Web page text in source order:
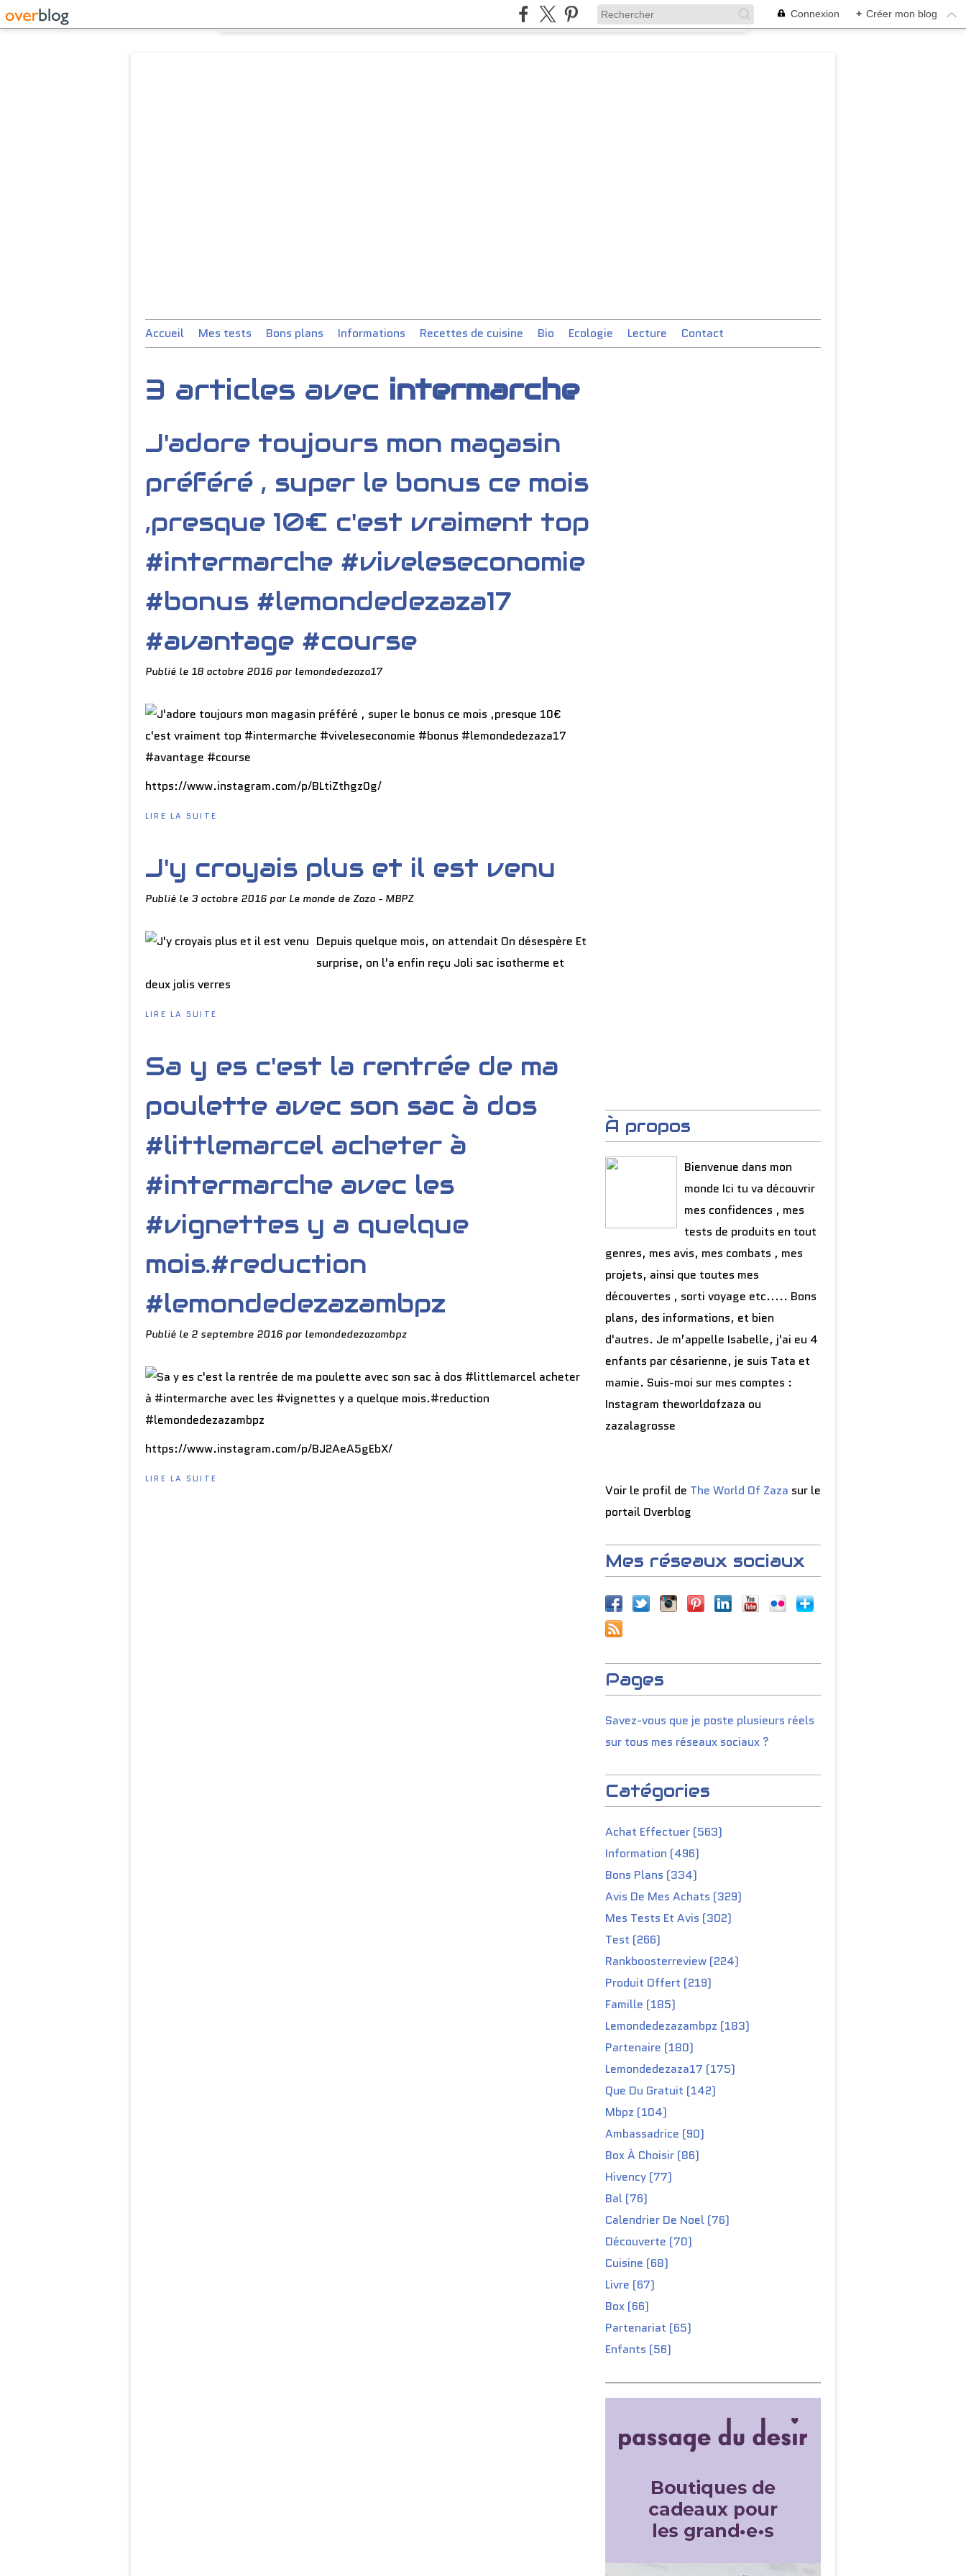
Connexion + Créer mon blog
Accueil Mes tests Bons plans Informations Recettes de cuisine Bio Ecologie Lecture Contact
3 articles avec intermarche
J'adore toujours mon magasin
préféré , super le bonus ce mois
,presque 10€ c'est vraiment top
#intermarche #viveleseconomie
#bonus #lemondedezaza17
#avantage #course
Publié le 18 octobre 2016 par lemondedezaza17
https://www.instagram.com/p/BLtiZthgz0g/
LIRE LA SUITE
J'y croyais plus et il est venu
Publié le 3 octobre 2016 par Le monde de Zaza - MBPZ
Depuis quelque mois, on attendait On désespère Et
surprise, on l'a enfin reçu Joli sac isotherme et
deux jolis verres
LIRE LA SUITE
Sa y es c'est la rentrée de ma
poulette avec son sac à dos
#littlemarcel acheter à
#intermarche avec les
#vignettes y a quelque
mois.#reduction
#lemondedezazambpz
Publié le 2 septembre 2016 par lemondedezazambpz
https://www.instagram.com/p/BJ2AeA5gEbX/
LIRE LA SUITE
À propos
Bienvenue dans mon
monde Ici tu va découvrir
mes confidences , mes
tests de produits en tout
genres, mes avis, mes combats , mes
projets, ainsi que toutes mes
découvertes , sorti voyage etc..... Bons
plans, des informations, et bien
d'autres. Je m’appelle Isabelle, j'ai eu 4
enfants par césarienne, je suis Tata et
mamie. Suis-moi sur mes comptes :
Instagram theworldofzaza ou
zazalagrosse
Voir le profil de The World Of Zaza sur le
portail Overblog
Mes réseaux sociaux
Pages
Savez-vous que je poste plusieurs réels
sur tous mes réseaux sociaux ?
Catégories
Achat Effectuer (563)
Information (496)
Bons Plans (334)
Avis De Mes Achats (329)
Mes Tests Et Avis (302)
Test (266)
Rankboosterreview (224)
Produit Offert (219)
Famille (185)
Lemondedezazambpz (183)
Partenaire (180)
Lemondedezaza17 (175)
Que Du Gratuit (142)
Mbpz (104)
Ambassadrice (90)
Box À Choisir (86)
Hivency (77)
Bal (76)
Calendrier De Noel (76)
Découverte (70)
Cuisine (68)
Livre (67)
Box (66)
Partenariat (65)
Enfants (56)